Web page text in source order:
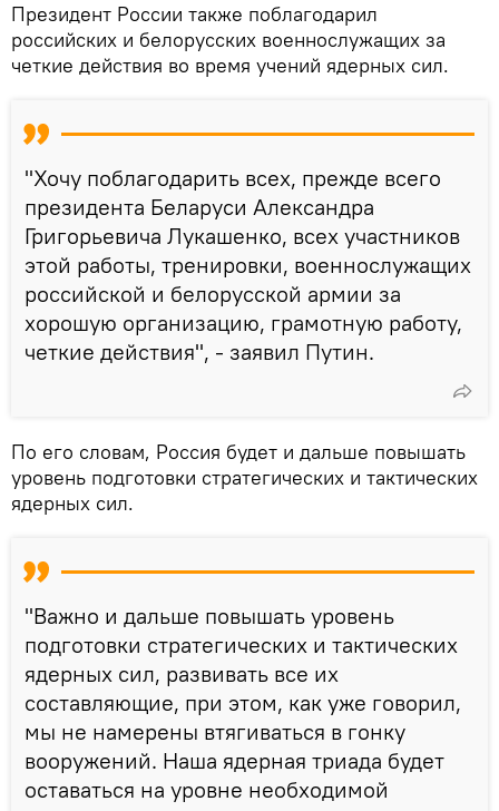
Президент России также поблагодарил
российских и белорусских военнослужащих за
четкие действия во время учений ядерных сил.
"Хочу поблагодарить всех, прежде всего
президента Беларуси Александра
Григорьевича Лукашенко, всех участников
этой работы, тренировки, военнослужащих
российской и белорусской армии за
хорошую организацию, грамотную работу,
четкие действия", - заявил Путин.
По его словам, Россия будет и дальше повышать
уровень подготовки стратегических и тактических
ядерных сил.
"Важно и дальше повышать уровень
подготовки стратегических и тактических
ядерных сил, развивать все их
составляющие, при этом, как уже говорил,
мы не намерены втягиваться в гонку
вооружений. Наша ядерная триада будет
оставаться на уровне необходимой